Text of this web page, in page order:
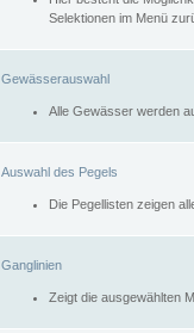
Selektionen im Menü
Gewässerauswahl
Alle Gewässer werden
Auswahl des Pegels
Die Pegellisten zeigen
Ganglinien
Zeigt die ausgewählten